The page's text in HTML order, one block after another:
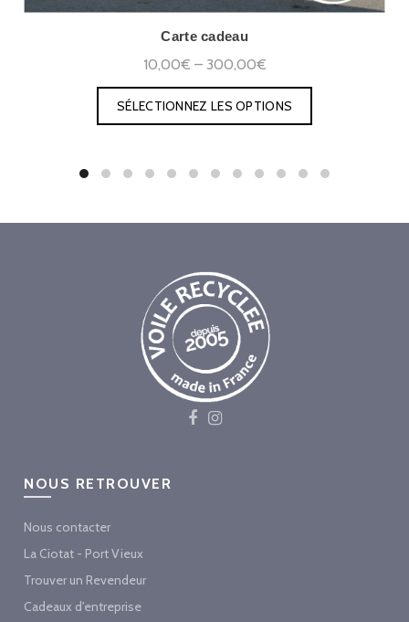
Carte cadeau
10,00€ – 300,00€
SÉLECTIONNEZ LES OPTIONS
NOUS RETROUVER
Nous contacter
La Ciotat - Port Vieux
Trouver un Revendeur
Cadeaux d'entreprise